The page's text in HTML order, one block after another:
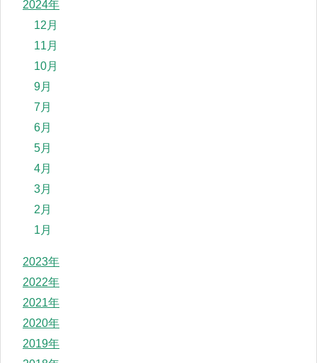
2024年
12月
11月
10月
9月
7月
6月
5月
4月
3月
2月
1月
2023年
2022年
2021年
2020年
2019年